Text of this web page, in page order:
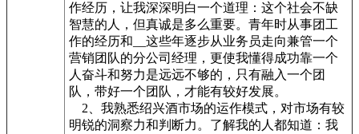
作经历，让我深深明白一个道理：这个社会不缺
智慧的人，但真诚是多么重要。青年时从事团工
作的经历和__这些年逐步从业务员走向兼管一个
营销团队的分公司经理，更使我懂得成功靠一个
人奋斗和努力是远远不够的，只有融入一个团
队，带好一个团队，才能有较好发展。
2、我熟悉绍兴酒市场的运作模式，对市场有较
明锐的洞察力和判断力。了解我的人都知道：我